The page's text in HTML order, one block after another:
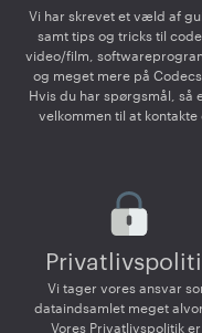
Vi har skrevet et væld af
samt tips og tricks til
video/film,
og meget mere på
Hvis du har spørgsmål, så
velkommen til at kontakte
Vi tager vores ansvar
dataindsamlet meget
Vores Privatlivspolitik er